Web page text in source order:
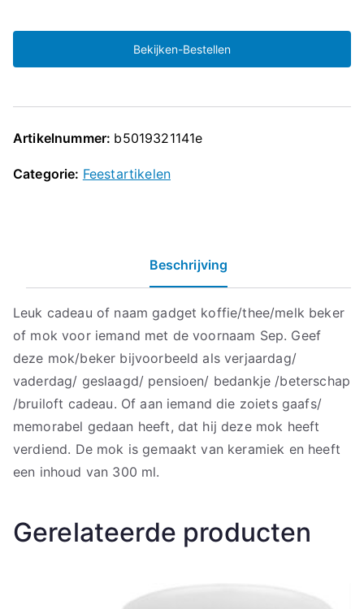
Bekijken-Bestellen
Artikelnummer: b5019321141e
Categorie: Feestartikelen
Beschrijving
Leuk cadeau of naam gadget koffie/thee/melk beker
of mok voor iemand met de voornaam Sep. Geef
deze mok/beker bijvoorbeeld als verjaardag/
vaderdag/ geslaagd/ pensioen/ bedankje /beterschap
/bruiloft cadeau. Of aan iemand die zoiets gaafs/
memorabel gedaan heeft, dat hij deze mok heeft
verdiend. De mok is gemaakt van keramiek en heeft
een inhoud van 300 ml.
Gerelateerde producten